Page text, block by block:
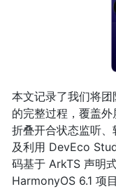
本文记录了我们将
的完整过程，覆盖外
折叠开合状态监听
及利用 DevEco
码基于 ArkTS 声明
HarmonyOS 6.1 项目